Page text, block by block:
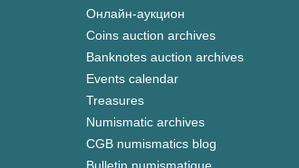
Онлайн-аукцион
Coins auction archives
Banknotes auction archives
Events calendar
Treasures
Numismatic archives
CGB numismatics blog
Bulletin numismatique